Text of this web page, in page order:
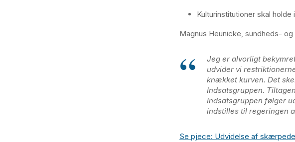
Kulturinstitutioner skal
Magnus Heunicke, sundheds-
Jeg er alvorligt
udvider vi
knækket kurven. Det
Indsatsgruppen.
Indsatsgruppen følger
indstilles til regeringen
Se pjece: Udvidelse af